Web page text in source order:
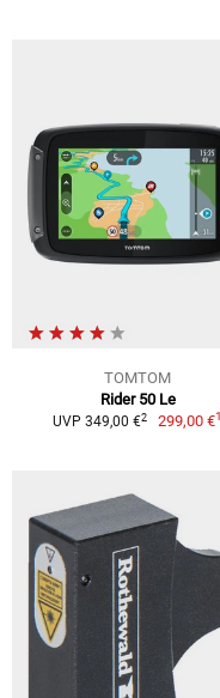
TOMTOM
Rider 50 Le
UVP 349,00 €2 299,00 €1